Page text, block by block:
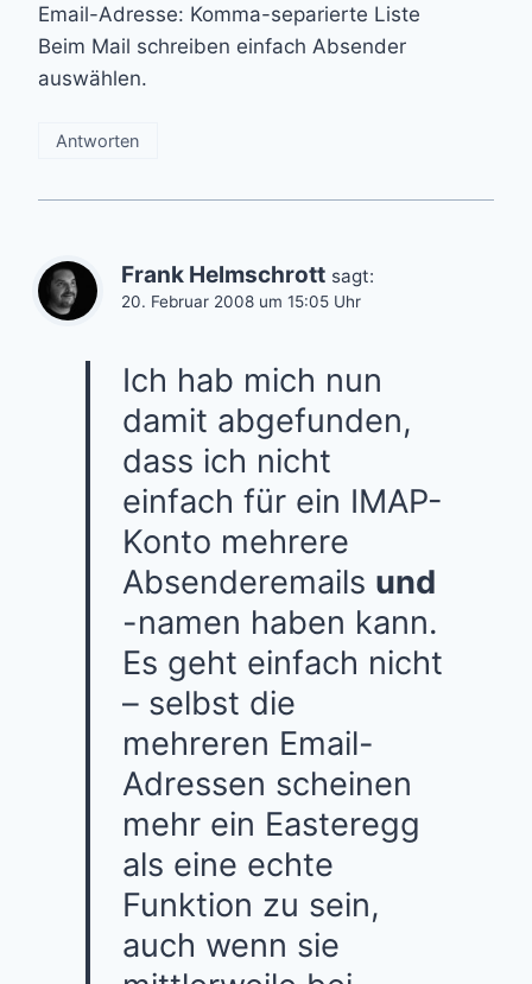
Email-Adresse: Komma-separierte Liste
Beim Mail schreiben einfach Absender
auswählen.
Antworten
Frank Helmschrott sagt:
20. Februar 2008 um 15:05 Uhr
Ich hab mich nun
damit abgefunden,
dass ich nicht
einfach für ein IMAP-
Konto mehrere
Absenderemails und
-namen haben kann.
Es geht einfach nicht
– selbst die
mehreren Email-
Adressen scheinen
mehr ein Easteregg
als eine echte
Funktion zu sein,
auch wenn sie